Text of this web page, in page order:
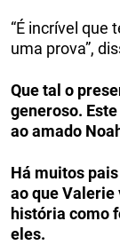
“É incrível que
uma prova”,
Que tal o
generoso.
ao amado
Há muitos
ao que Valerie
história como
eles.